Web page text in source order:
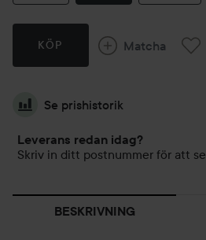
KÖP Matcha
Se prishistorik
Leverans redan idag?
Skriv in ditt postnummer för att se
BESKRIVNING